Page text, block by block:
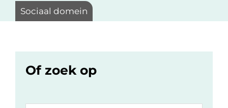
Sociaal domein
Of zoek op